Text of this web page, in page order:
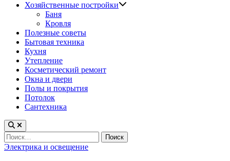
Хозяйственные постройки
Баня
Кровля
Полезные советы
Бытовая техника
Кухня
Утепление
Косметический ремонт
Окна и двери
Полы и покрытия
Потолок
Сантехника
Найти:
Опубликовано
Электрика и освещение